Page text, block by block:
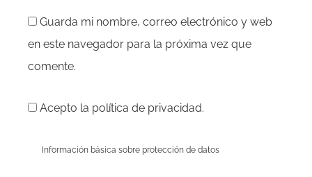
Guarda mi nombre, correo electrónico y web
en este navegador para la próxima vez que
comente.
Acepto la política de privacidad.
Información básica sobre protección de datos